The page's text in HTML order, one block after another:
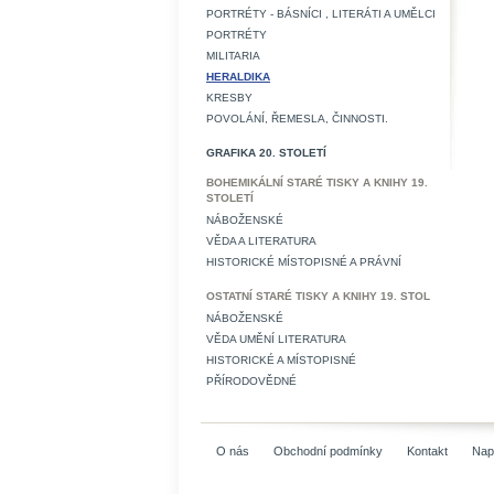
PORTRÉTY - BÁSNÍCI , LITERÁTI A UMĚLCI
PORTRÉTY
MILITARIA
HERALDIKA
KRESBY
POVOLÁNÍ, ŘEMESLA, ČINNOSTI.
GRAFIKA 20. STOLETÍ
BOHEMIKÁLNÍ STARÉ TISKY A KNIHY 19.
STOLETÍ
NÁBOŽENSKÉ
VĚDA A LITERATURA
HISTORICKÉ MÍSTOPISNÉ A PRÁVNÍ
OSTATNÍ STARÉ TISKY A KNIHY 19. STOL
NÁBOŽENSKÉ
VĚDA UMĚNÍ LITERATURA
HISTORICKÉ A MÍSTOPISNÉ
PŘÍRODOVĚDNÉ
O nás Obchodní podmínky Kontakt